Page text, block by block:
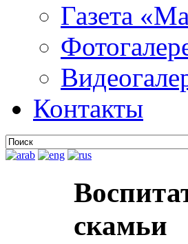
Газета
Контакты
скамьи